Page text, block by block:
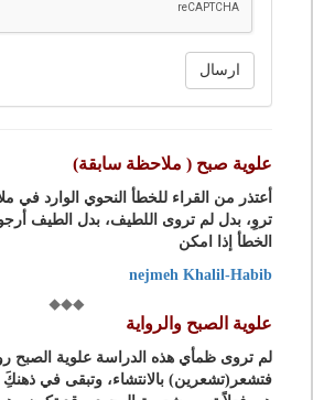
ارسال
علوية صبح ( ملاحظة سابقة)
أعتذر من القراء للخطأ النحوي الوارد في
تروِ، بدل لم تروى اللطيف، بدل الطيف
الخطأ إذا امكن
nejmeh Khalil-Habib
علوية الصبح والرواية
لم تروى ظمأي هذه الدراسة علوية الصبح
فتشعر(تشعرين) بالانتشاء، وتبقى في ذهنكَِ